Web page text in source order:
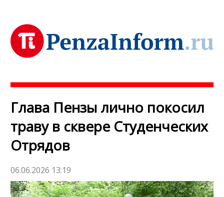
Глава Пензы лично покосил
траву в сквере Студенческих
Отрядов
06.06.2026 13:19